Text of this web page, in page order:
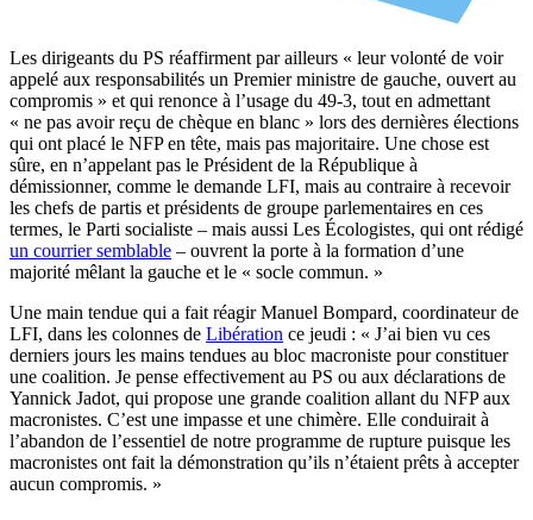
Les dirigeants du PS réaffirment par ailleurs « leur volonté de voir
appelé aux responsabilités un Premier ministre de gauche, ouvert au
compromis » et qui renonce à l’usage du 49-3, tout en admettant
« ne pas avoir reçu de chèque en blanc » lors des dernières élections
qui ont placé le NFP en tête, mais pas majoritaire. Une chose est
sûre, en n’appelant pas le Président de la République à
démissionner, comme le demande LFI, mais au contraire à recevoir
les chefs de partis et présidents de groupe parlementaires en ces
termes, le Parti socialiste – mais aussi Les Écologistes, qui ont rédigé
un courrier semblable – ouvrent la porte à la formation d’une
majorité mêlant la gauche et le « socle commun. »
Une main tendue qui a fait réagir Manuel Bompard, coordinateur de
LFI, dans les colonnes de Libération ce jeudi : « J’ai bien vu ces
derniers jours les mains tendues au bloc macroniste pour constituer
une coalition. Je pense effectivement au PS ou aux déclarations de
Yannick Jadot, qui propose une grande coalition allant du NFP aux
macronistes. C’est une impasse et une chimère. Elle conduirait à
l’abandon de l’essentiel de notre programme de rupture puisque les
macronistes ont fait la démonstration qu’ils n’étaient prêts à accepter
aucun compromis. »